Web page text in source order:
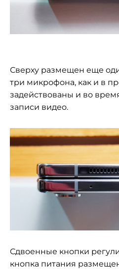
Сверху размещен еще
три микрофона, как и в
задействованы и во
записи видео.
Сдвоенные кнопки
кнопка питания